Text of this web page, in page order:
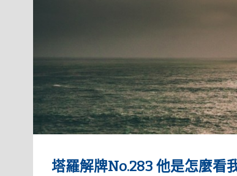
塔羅解牌No.283 他是怎麼看